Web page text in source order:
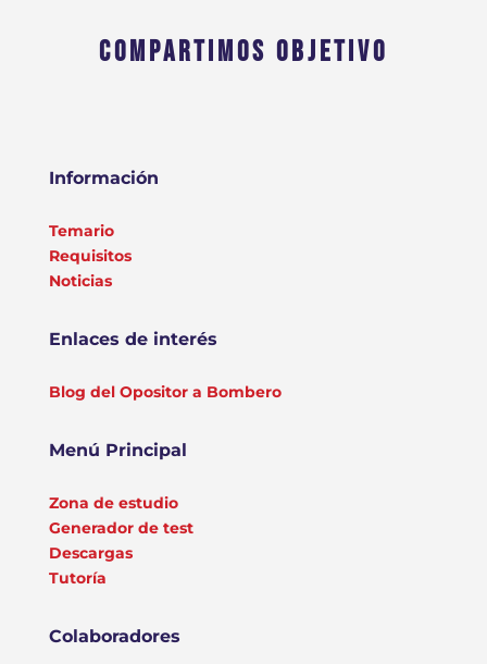
COMPARTIMOS OBJETIVO
Información
Temario
Requisitos
Noticias
Enlaces de interés
Blog del Opositor a Bombero
Menú Principal
Zona de estudio
Generador de test
Descargas
Tutoría
Colaboradores